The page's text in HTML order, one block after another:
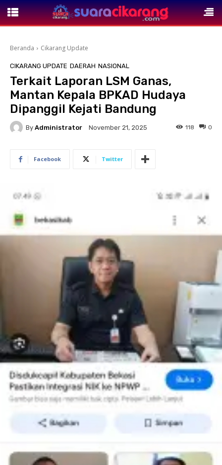
Beranda Cikarang Update
CIKARANG UPDATE DAERAH NASIONAL
Terkait Laporan LSM Ganas,
Mantan Kepala BPKAD Hudaya
Dipanggil Kejati Bandung
By Administrator November 21, 2025 0
118
Facebook Twitter